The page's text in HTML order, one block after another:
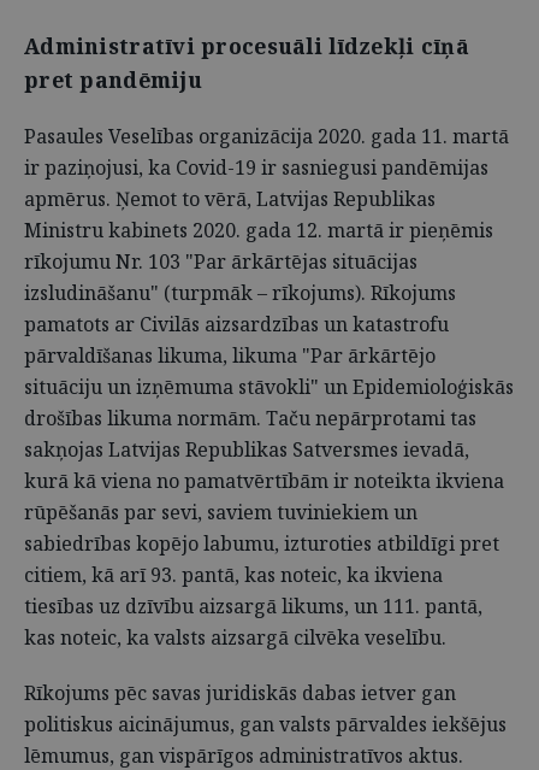
Administratīvi procesuāli līdzekļi cīņā
pret pandēmiju
Pasaules Veselības organizācija 2020. gada 11. martā
ir paziņojusi, ka Covid-19 ir sasniegusi pandēmijas
apmērus. Ņemot to vērā, Latvijas Republikas
Ministru kabinets 2020. gada 12. martā ir pieņēmis
rīkojumu Nr. 103 "Par ārkārtējas situācijas
izsludināšanu" (turpmāk – rīkojums). Rīkojums
pamatots ar Civilās aizsardzības un katastrofu
pārvaldīšanas likuma, likuma "Par ārkārtējo
situāciju un izņēmuma stāvokli" un Epidemioloģiskās
drošības likuma normām. Taču nepārprotami tas
sakņojas Latvijas Republikas Satversmes ievadā,
kurā kā viena no pamatvērtībām ir noteikta ikviena
rūpēšanās par sevi, saviem tuviniekiem un
sabiedrības kopējo labumu, izturoties atbildīgi pret
citiem, kā arī 93. pantā, kas noteic, ka ikviena
tiesības uz dzīvību aizsargā likums, un 111. pantā,
kas noteic, ka valsts aizsargā cilvēka veselību.
Rīkojums pēc savas juridiskās dabas ietver gan
politiskus aicinājumus, gan valsts pārvaldes iekšējus
lēmumus, gan vispārīgos administratīvos aktus.